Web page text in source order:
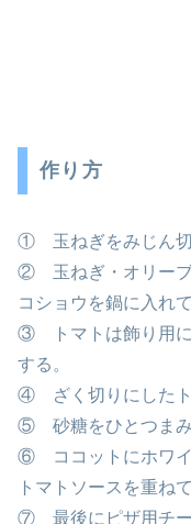
作り方
① 玉ねぎをみじん切
② 玉ねぎ・オリーブ
コショウを鍋に入れ
③ トマトは飾り用に
する。
④ ざく切りにしたト
⑤ 砂糖をひとつまみ
⑥ ココットにホワイ
トマトソースを重ね
⑦ 最後にピザ用チー